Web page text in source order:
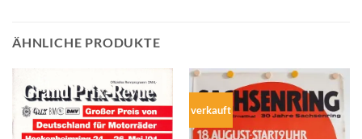
ÄHNLICHE PRODUKTE
verkauft